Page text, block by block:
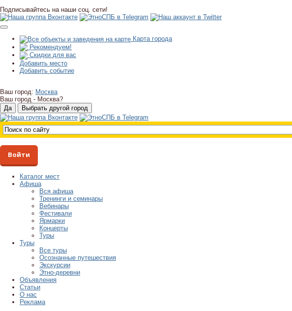
Подписывайтесь на наши соц. сети!
Карта города
Рекомендуем!
Скидки для вас
Добавить место
Добавить событие
Ваш город: Москва
Ваш город - Москва?
Войти
Каталог мест
Афиша
Вся афиша
Тренинги и семинары
Вебинары
Фестивали
Ярмарки
Концерты
Туры
Туры
Все туры
Осознанные путешествия
Экскурсии
Этно-деревни
Объявления
Статьи
О нас
Реклама